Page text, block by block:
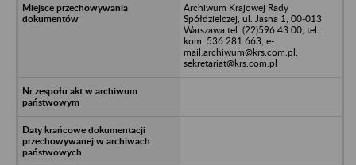
Archiwum Krajowej Rady
Spółdzielczej, ul. Jasna 1, 00-013
Warszawa tel. (22)596 43 00, tel.
kom. 536 281 663, e-
mail:archiwum@krs.com.pl,
sekretariat@krs.com.pl